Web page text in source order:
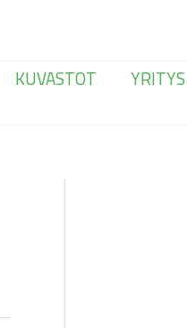
KUVASTOT YRITYS